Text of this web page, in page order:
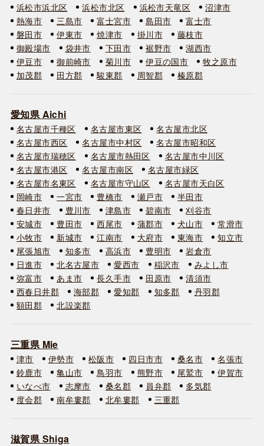
浜松市浜北区
浜松市北区 浜松市天竜区
沼津市
熱海市
三島市 富士宮市 島田市
富士市
磐田市
伊東市 焼津市 掛川市
藤枝市
御殿場市
袋井市 下田市 裾野市
湖西市
伊豆市
御前崎市 菊川市 伊豆の国市
牧之原市
加茂郡
田方郡 駿東郡 周智郡 榛原郡
愛知県 Aichi
名古屋市千種区 名古屋市東区
名古屋市北区
名古屋市西区
名古屋市中村区
名古屋市昭和区
名古屋市瑞穂区
名古屋市熱田区
名古屋市中川区
名古屋市港区
名古屋市南区
名古屋市緑区
名古屋市名東区
名古屋市守山区
名古屋市天白区
岡崎市
一宮市 豊橋市 瀬戸市
半田市
春日井市
豊川市 津島市 碧南市
刈谷市
安城市
豊田市 西尾市 蒲郡市 犬山市
常滑市
小牧市
新城市 江南市 大府市 東海市
知立市
尾張旭市
知多市 高浜市 豊明市
岩倉市
日進市
北名古屋市 愛西市 稲沢市
みよし市
弥富市
あま市 長久手市 田原市
清須市
西春日井郡
海部郡 愛知郡 知多郡
丹羽郡
額田郡
北設楽郡
三重県 Mie
津市 伊勢市 松阪市 四日市市 桑名市
名張市
鈴鹿市
亀山市 鳥羽市 熊野市 尾鷲市
伊賀市
いなべ市
志摩市 桑名郡 員弁郡
多気郡
度会郡
南牟婁郡 北牟婁郡 三重郡
滋賀県 Shiga